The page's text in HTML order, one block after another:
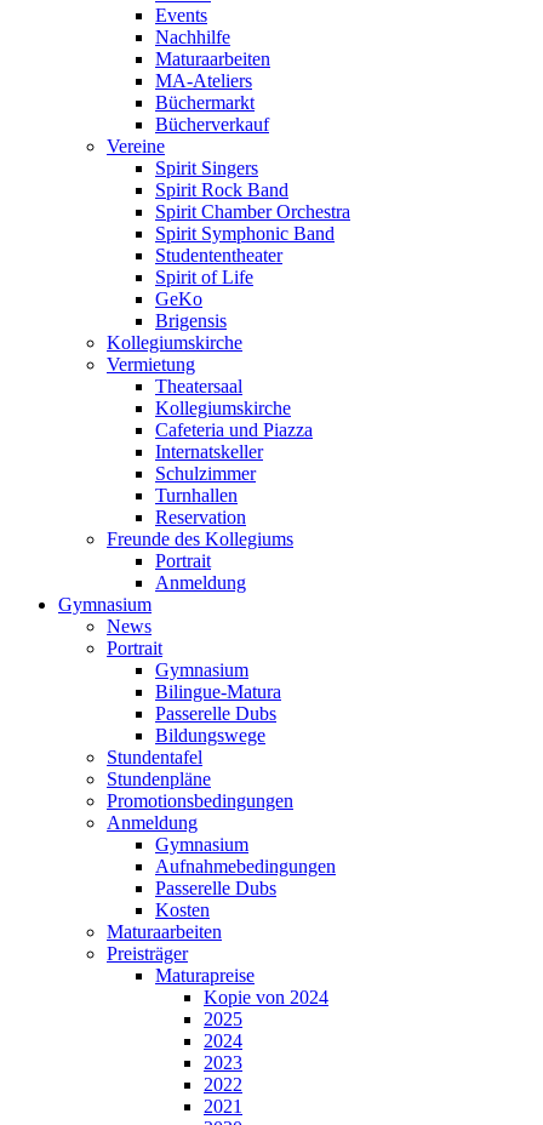
Events
Nachhilfe
Maturaarbeiten
MA-Ateliers
Büchermarkt
Bücherverkauf
Vereine
Spirit Singers
Spirit Rock Band
Spirit Chamber Orchestra
Spirit Symphonic Band
Studententheater
Spirit of Life
GeKo
Brigensis
Kollegiumskirche
Vermietung
Theatersaal
Kollegiumskirche
Cafeteria und Piazza
Internatskeller
Schulzimmer
Turnhallen
Reservation
Freunde des Kollegiums
Portrait
Anmeldung
Gymnasium
News
Portrait
Gymnasium
Bilingue-Matura
Passerelle Dubs
Bildungswege
Stundentafel
Stundenpläne
Promotionsbedingungen
Anmeldung
Gymnasium
Aufnahmebedingungen
Passerelle Dubs
Kosten
Maturaarbeiten
Preisträger
Maturapreise
Kopie von 2024
2025
2024
2023
2022
2021